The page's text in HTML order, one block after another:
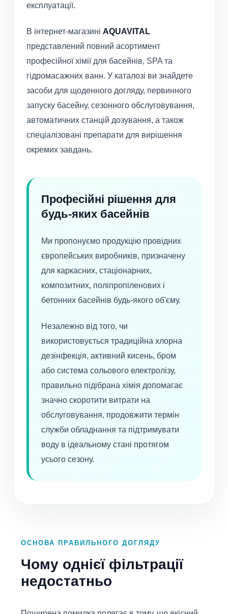
експлуатації.
В інтернет-магазині AQUAVITAL
представлений повний асортимент
професійної хімії для басейнів, SPA та
гідромасажних ванн. У каталозі ви знайдете
засоби для щоденного догляду, первинного
запуску басейну, сезонного обслуговування,
автоматичних станцій дозування, а також
спеціалізовані препарати для вирішення
окремих завдань.
Професійні рішення для
будь-яких басейнів
Ми пропонуємо продукцію провідних
європейських виробників, призначену
для каркасних, стаціонарних,
композитних, поліпропіленових і
бетонних басейнів будь-якого об'єму.
Незалежно від того, чи
використовується традиційна хлорна
дезінфекція, активний кисень, бром
або система сольового електролізу,
правильно підібрана хімія допомагає
значно скоротити витрати на
обслуговування, продовжити термін
служби обладнання та підтримувати
воду в ідеальному стані протягом
усього сезону.
ОСНОВА ПРАВИЛЬНОГО ДОГЛЯДУ
Чому однієї фільтрації
недостатньо